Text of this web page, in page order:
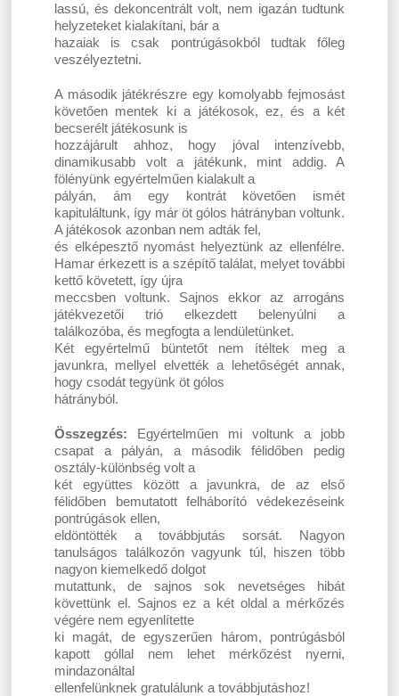
lassú, és dekoncentrált volt, nem igazán tudtunk
helyzeteket kialakítani, bár a
hazaiak is csak pontrúgásokból tudtak főleg
veszélyeztetni.
A második játékrészre egy komolyabb fejmosást
követően mentek ki a játékosok, ez, és a két
becserélt játékosunk is
hozzájárult ahhoz, hogy jóval intenzívebb,
dinamikusabb volt a játékunk, mint addig. A
fölényünk egyértelműen kialakult a
pályán, ám egy kontrát követően ismét
kapituláltunk, így már öt gólos hátrányban voltunk.
A játékosok azonban nem adták fel,
és elképesztő nyomást helyeztünk az ellenfélre.
Hamar érkezett is a szépítő találat, melyet további
kettő követett, így újra
meccsben voltunk. Sajnos ekkor az arrogáns
játékvezetői trió elkezdett belenyúlni a
találkozóba, és megfogta a lendületünket.
Két egyértelmű büntetőt nem ítéltek meg a
javunkra, mellyel elvették a lehetőségét annak,
hogy csodát tegyünk öt gólos
hátrányból.
Összegzés: Egyértelműen mi voltunk a jobb
csapat a pályán, a második félidőben pedig
osztály-különbség volt a
két együttes között a javunkra, de az első
félidőben bemutatott felháborító védekezéseink
pontrúgások ellen,
eldöntötték a továbbjutás sorsát. Nagyon
tanulságos találkozón vagyunk túl, hiszen több
nagyon kiemelkedő dolgot
mutattunk, de sajnos sok nevetséges hibát
követtünk el. Sajnos ez a két oldal a mérkőzés
végére nem egyenlítette
ki magát, de egyszerűen három, pontrúgásból
kapott góllal nem lehet mérkőzést nyerni,
mindazonáltal
ellenfelünknek gratulálunk a továbbjutáshoz!